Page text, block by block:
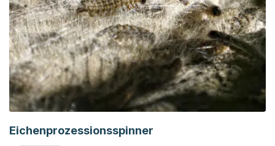
Eichenprozessionsspinner